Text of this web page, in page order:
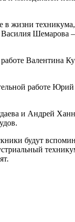
жизни
Валентина
работе
и Андрей
будут